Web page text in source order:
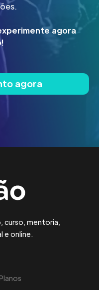
agora
agora
curso, mentoria,
e online.
Planos